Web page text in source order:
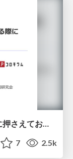
言語モデルから言語について語る際に押さえておきたいこと
7 2.5k